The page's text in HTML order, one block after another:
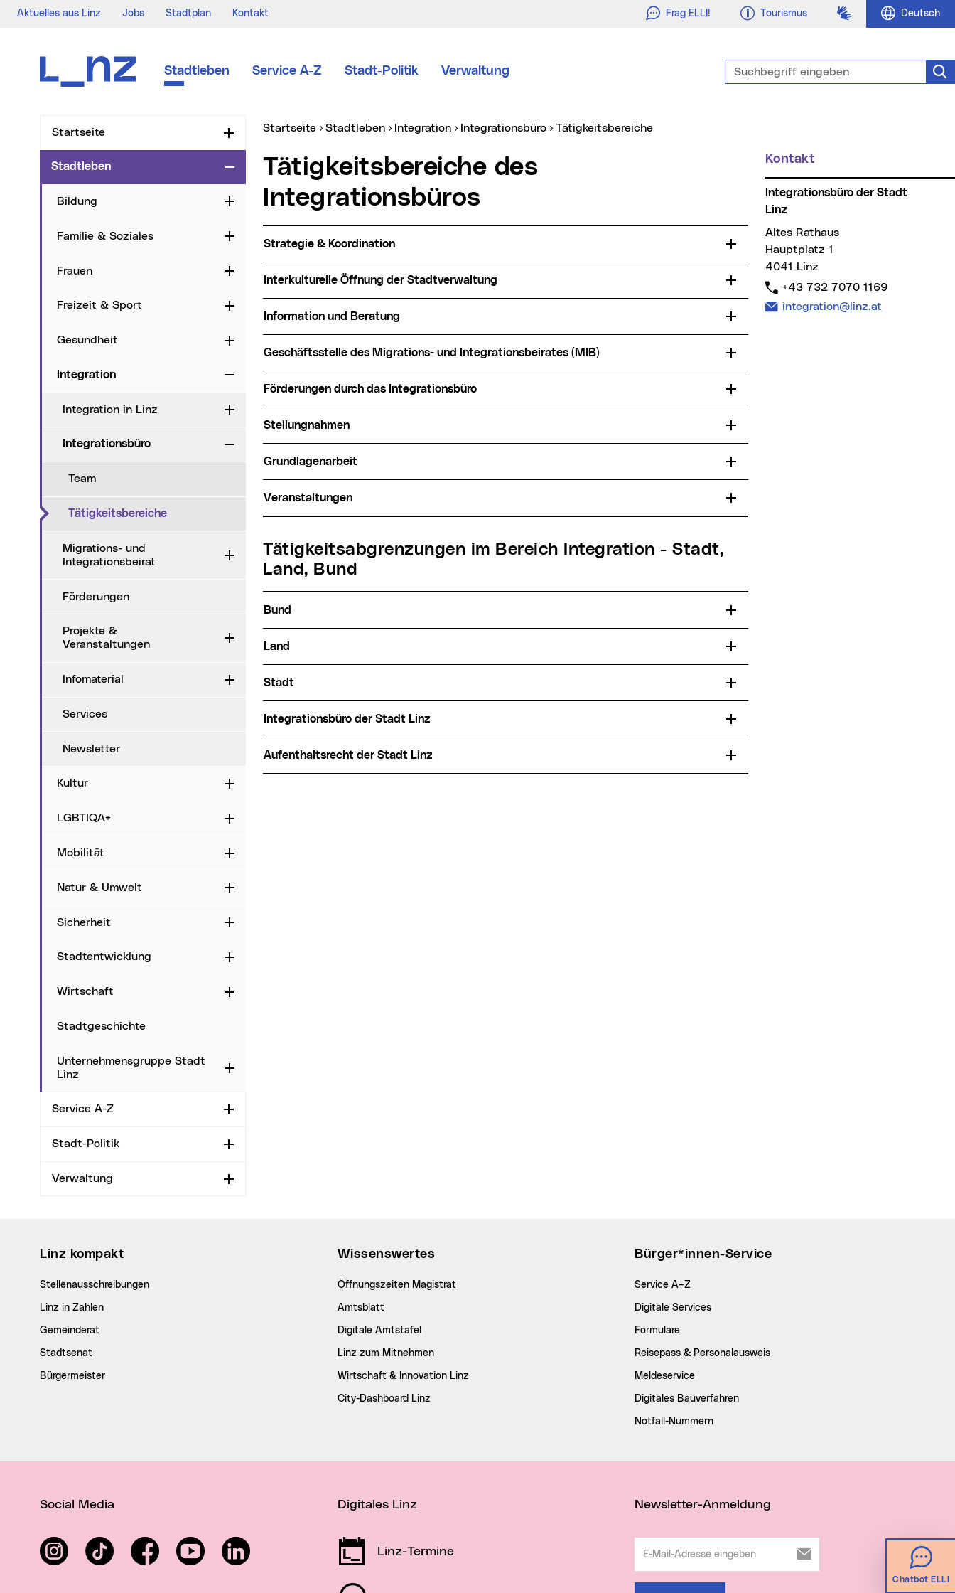
Aktuelles aus Linz Jobs Stadtplan Kontakt Frag ELLI! Tourismus Gebärdensprache
Deutsch
Stadtleben Service A-Z Stadt-Politik Verwaltung Suchbegriff eingeben
Startseite Aufklappen
Stadtleben Zuklappen
Bildung Aufklappen
Familie & Soziales Aufklappen
Frauen Aufklappen
Freizeit & Sport Aufklappen
Gesundheit Aufklappen
Integration Zuklappen
Integration in Linz Aufklappen
Integrationsbüro Zuklappen
Team
Tätigkeitsbereiche(aktueller Menüpunkt)
Migrations- und
Integrationsbeirat
Aufklappen
Förderungen
Projekte &
Veranstaltungen
Aufklappen
Infomaterial Aufklappen
Services
Newsletter
Kultur Aufklappen
LGBTIQA+ Aufklappen
Mobilität Aufklappen
Natur & Umwelt Aufklappen
Sicherheit Aufklappen
Stadtentwicklung Aufklappen
Wirtschaft Aufklappen
Stadtgeschichte
Unternehmensgruppe Stadt
Linz
Aufklappen
Service A-Z Aufklappen
Stadt-Politik Aufklappen
Verwaltung Aufklappen
Sie sind hier:
Startseite Stadtleben Integration Integrationsbüro Tätigkeitsbereiche
Tätigkeitsbereiche des
Integrationsbüros
Strategie & Koordination
Interkulturelle Öffnung der Stadtverwaltung
Information und Beratung
Geschäftsstelle des Migrations- und Integrationsbeirates (MIB)
Förderungen durch das Integrationsbüro
Stellungnahmen
Grundlagenarbeit
Veranstaltungen
Tätigkeitsabgrenzungen im Bereich Integration - Stadt,
Land, Bund
Bund
Land
Stadt
Integrationsbüro der Stadt Linz
Aufenthaltsrecht der Stadt Linz
Kontakt
Linz
Altes Rathaus
Hauptplatz 1
4041 Linz
Telefon:
+43 732 7070 1169
E-Mail Adresse:
integration@linz.at
Chatbot ELLI
Linz kompakt
Stellenausschreibungen
Linz in Zahlen
Gemeinderat
Stadtsenat
Bürgermeister
Wissenswertes
Öffnungszeiten Magistrat
Amtsblatt
Digitale Amtstafel
Linz zum Mitnehmen
Wirtschaft & Innovation Linz
City-Dashboard Linz
Bürger*innen-Service
Service A–Z
Digitale Services
Formulare
Reisepass & Personalausweis
Meldeservice
Digitales Bauverfahren
Notfall-Nummern
Social Media
InstagramTikTok FacebookYouTube LinkedIn
Digitales Linz
Linz-Termine
Newsletter-Anmeldung